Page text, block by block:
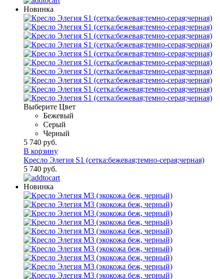
Новинка
Выберите Цвет
Бежевый
Серый
Черный
5 740 руб.
В корзину
Кресло Элегия S1 (сетка:бежевая;темно-серая;черная)
5 740 руб.
Новинка